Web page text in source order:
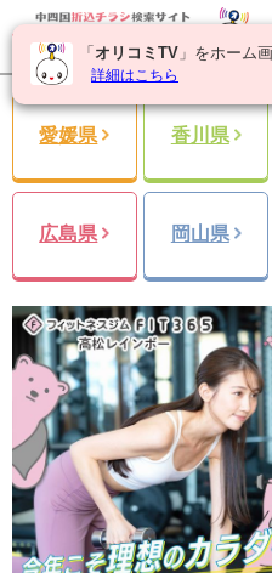
愛媛県 香川県
広島県 岡山県
「 オリコミTV 」をホーム
詳細はこちら